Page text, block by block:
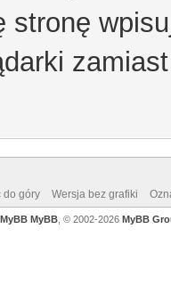
stronę
do góry Wersja bez grafiki
MyBB , © 2002-2026 MyBB